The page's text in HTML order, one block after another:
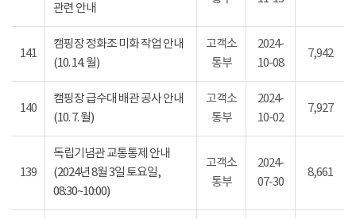
관련 안내
141
캠핑장 정화조 미화 작업 안내
(10. 14. 월)
고객소
통부
2024-
10-08
7,942
140
캠핑장 급수대 배관 공사 안내
(10. 7. 월)
고객소
통부
2024-
10-02
7,927
139
독립기념관 교통통제 안내
(2024년 8월 3일 토요일,
08:30~10:00)
고객소
통부
2024-
07-30
8,661